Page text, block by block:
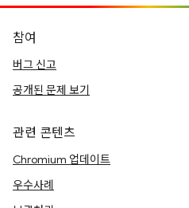
참여
버그 신고
공개된 문제 보기
관련 콘텐츠
Chromium 업데이트
우수사례